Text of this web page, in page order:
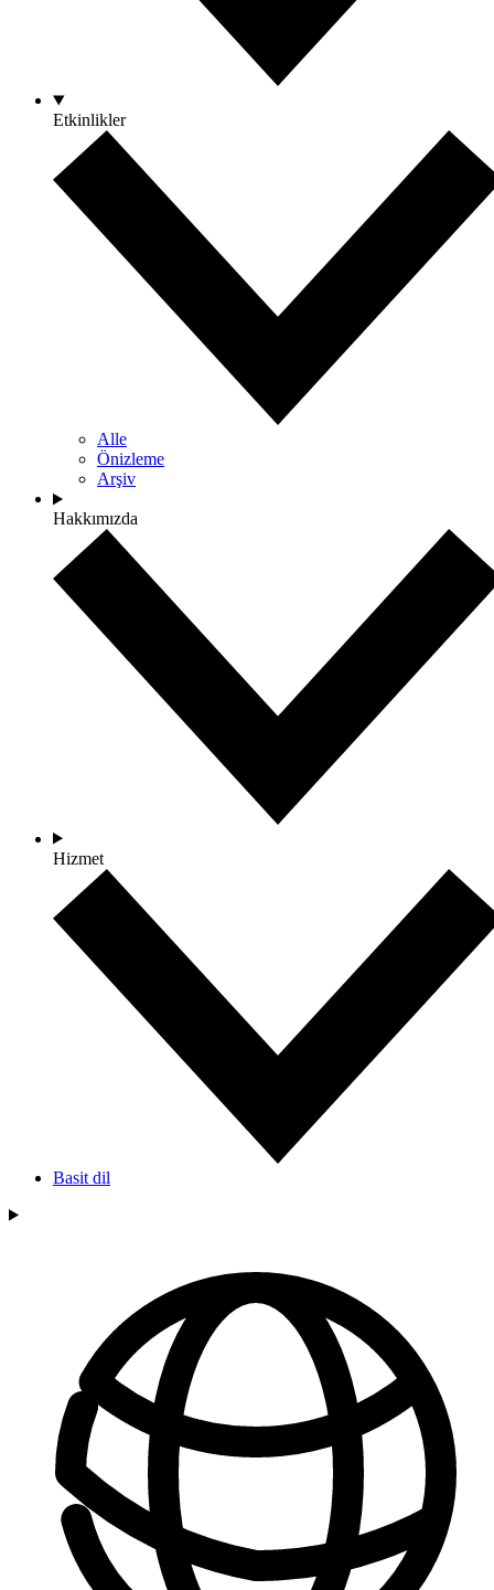
Etkinlikler
Alle
Önizleme
Arşiv
Hakkımızda
Hizmet
Basit dil